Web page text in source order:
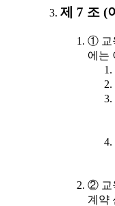
제 7 조 (
① 교
에는
② 교
계약